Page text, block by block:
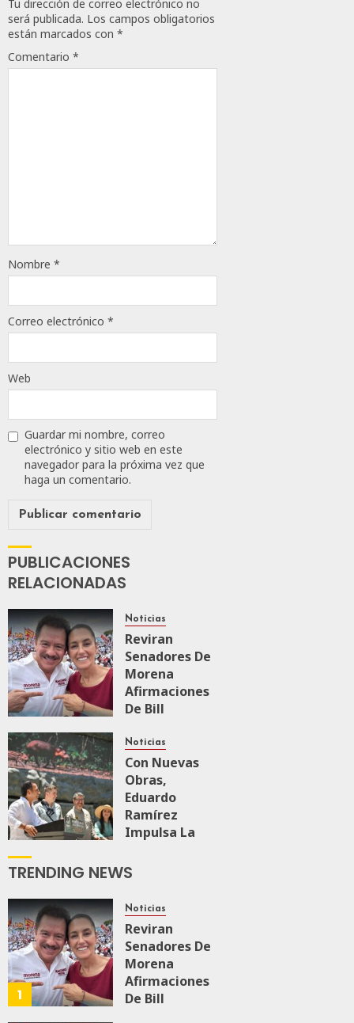
Tu dirección de correo electrónico no
será publicada. Los campos obligatorios
están marcados con *
Comentario *
Nombre *
Correo electrónico *
Web
Guardar mi nombre, correo
electrónico y sitio web en este
navegador para la próxima vez que
haga un comentario.
PUBLICACIONES
RELACIONADAS
Noticias
Reviran
Senadores De
Morena
Afirmaciones
De Bill
Rechazan
Intervencionismo
AGOSTO 8, 2026
0
57
Noticias
Con Nuevas
Obras,
Eduardo
Ramírez
Impulsa La
Integral Del
ZooMAT
JULIO 28, 2026
0
TRENDING NEWS
1
Noticias
Reviran
Senadores De
Morena
Afirmaciones
De Bill